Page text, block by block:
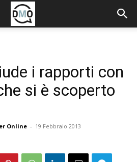
i rapporti con
si è scoperto
Online - 19 Febbraio 2013